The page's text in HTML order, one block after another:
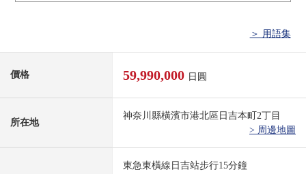
＞ 用語集
價格 59,990,000 日圓
所在地
神奈川縣橫濱市港北區日吉本町2丁目
> 周邊地圖
東急東橫線日吉站步行15分鐘